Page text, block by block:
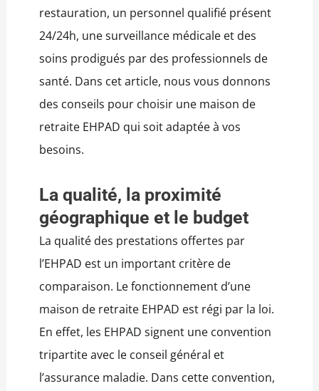
restauration, un personnel qualifié présent
24/24h, une surveillance médicale et des
soins prodigués par des professionnels de
santé. Dans cet article, nous vous donnons
des conseils pour choisir une maison de
retraite EHPAD qui soit adaptée à vos
besoins.
La qualité, la proximité
géographique et le budget
La qualité des prestations offertes par
l’EHPAD est un important critère de
comparaison. Le fonctionnement d’une
maison de retraite EHPAD est régi par la loi.
En effet, les EHPAD signent une convention
tripartite avec le conseil général et
l’assurance maladie. Dans cette convention,